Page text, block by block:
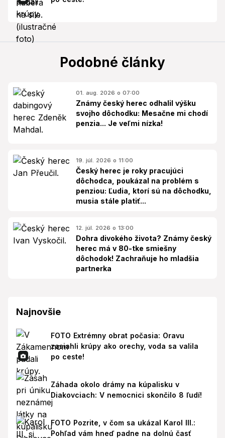
Podobné články
01. aug. 2026 o 07:00
Známy český herec odhalil výšku
svojho dôchodku: Mesačne mi chodí
penzia... Je veľmi nízka!
19. júl. 2026 o 11:00
Český herec je roky pracujúci
dôchodca, poukázal na problém s
penziou: Ľudia, ktorí sú na dôchodku,
musia stále platiť...
12. júl. 2026 o 13:00
Dohra divokého života? Známy český
herec má v 80-tke smiešny
dôchodok! Zachraňuje ho mladšia
partnerka
Najnovšie
FOTO Extrémny obrat počasia: Oravu
zasiahli krúpy ako orechy, voda sa valila
po ceste!
Záhada okolo drámy na kúpalisku v
Diakovciach: V nemocnici skončilo 8 ľudí!
FOTO Pozrite, v čom sa ukázal Karol III.:
Pohľad vám hneď padne na dolnú časť